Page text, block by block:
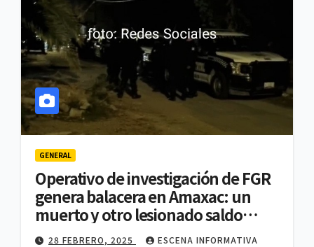
GENERAL
Operativo de investigación de FGR
genera balacera en Amaxac: un
muerto y otro lesionado saldo
extraoficial
28 FEBRERO, 2025 ESCENA INFORMATIVA